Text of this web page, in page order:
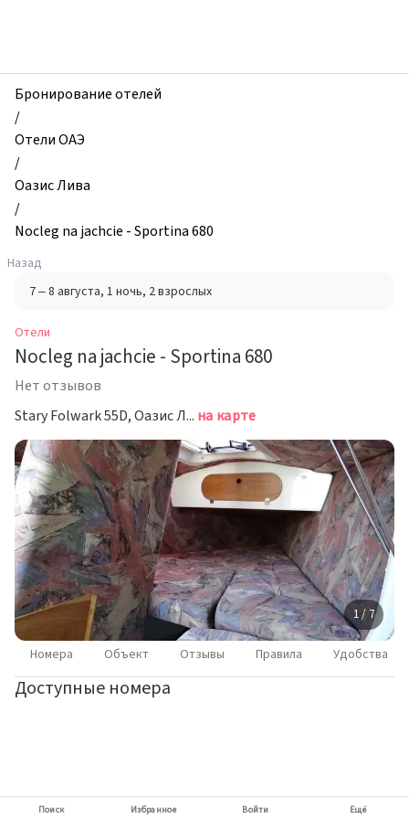
Nocleg
na
jachcie
Sportina
680,
Оазис
Лива,
ОАЭ
Бронирование отелей
/
Отели ОАЭ
/
Оазис Лива
/
Nocleg na jachcie - Sportina 680
Назад
7 – 8 августа, 1 ночь, 2 взрослых
Отели
Nocleg na jachcie - Sportina 680
Нет отзывов
Stary Folwark 55D, Оазис Лива на карте
1 / 7
Номера Объект Отзывы Правила Удобства
Доступные номера
Поиск Избранное Войти Ещё